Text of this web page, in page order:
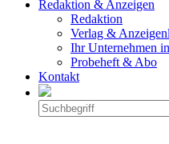
Redaktion & Anzeigen
Redaktion
Verlag &
Ihr Unternehmen
Probeheft & Abo
Kontakt